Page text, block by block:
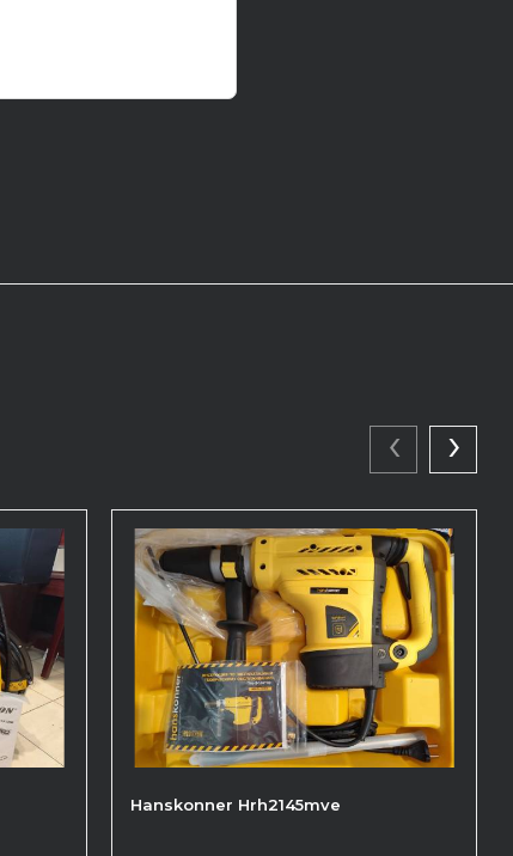
Hanskonner Hrh2145mve
‹ ›